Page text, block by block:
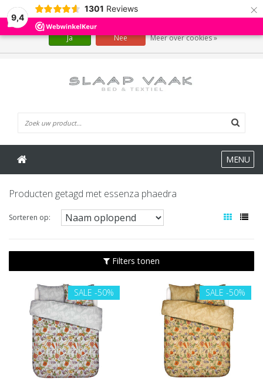
9,4
1301 Reviews ×
MENU
Producten getagd met essenza phaedra
Sorteren op:
Filters tonen
SALE -50% SALE -50%
Wij slaan cookies op om onze website te verbeteren. Is dat akkoord?
Ja Nee Meer over cookies »